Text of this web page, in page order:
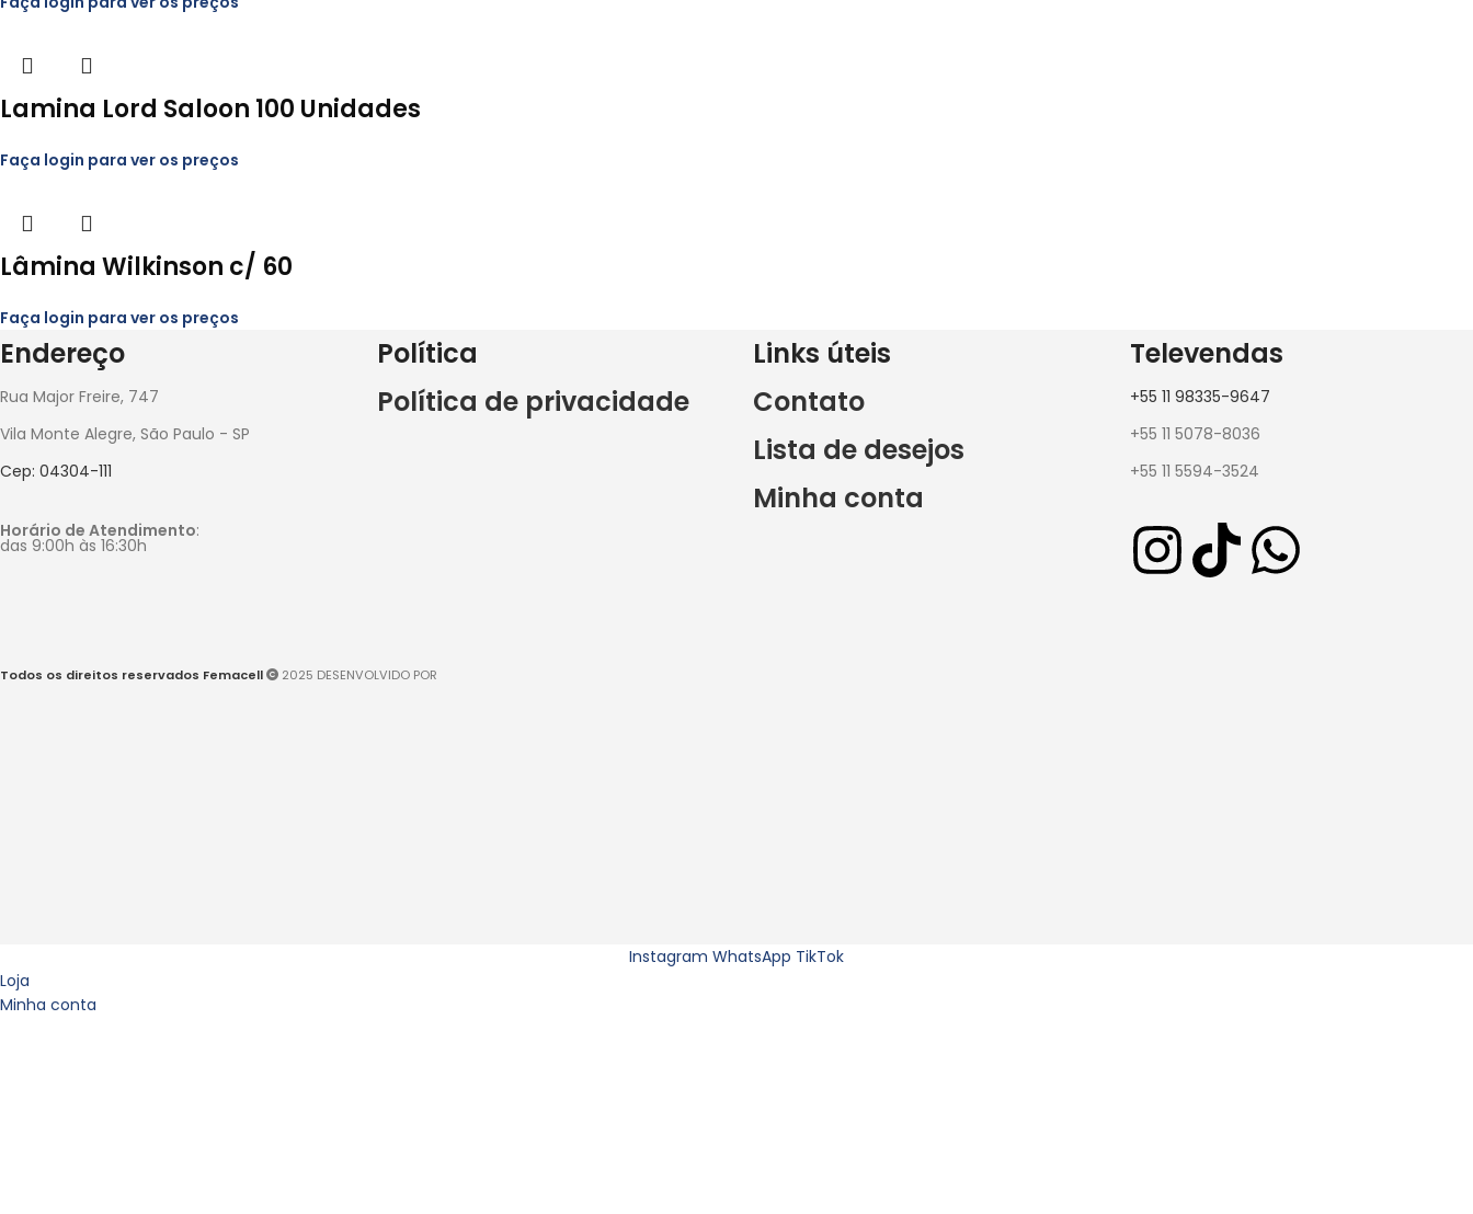
Lamina Lord Saloon 100 Unidades
Faça login para ver os preços
Lâmina Wilkinson c/ 60
Faça login para ver os preços
Endereço
Rua Major Freire, 747
Vila Monte Alegre, São Paulo - SP
Cep: 04304-111
Horário de Atendimento:
das 9:00h às 16:30h
Política
Política de privacidade
Links úteis
Contato
Lista de desejos
Minha conta
Televendas
+55 11 98335-9647
+55 11 5078-8036
+55 11 5594-3524
Todos os direitos reservados Femacell 2025 DESENVOLVIDO POR
Instagram WhatsApp TikTok
Loja
Minha conta